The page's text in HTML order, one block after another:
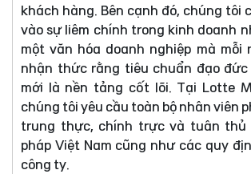
khách hàng. Bên cạnh đó, chúng tôi
vào sự liêm chính trong kinh doanh
một văn hóa doanh nghiệp mà mỗi
nhận thức rằng tiêu chuẩn đạo đức
mới là nền tảng cốt lõi. Tại Lotte
chúng tôi yêu cầu toàn bộ nhân viên
trung thực, chính trực và tuân thủ
pháp Việt Nam cũng như các quy
công ty.